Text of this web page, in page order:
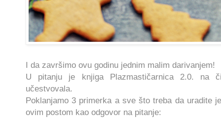
I da završimo ovu godinu jednim malim darivanjem!
U pitanju je knjiga Plazmastičarnica 2.0. na
učestvovala.
Poklanjamo 3 primerka a sve što treba da uradite
ovim postom kao odgovor na pitanje: